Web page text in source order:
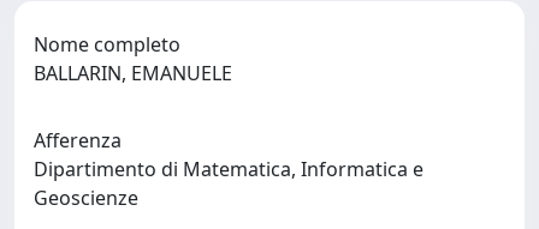
Nome completo
BALLARIN, EMANUELE
Afferenza
Dipartimento di Matematica, Informatica e
Geoscienze